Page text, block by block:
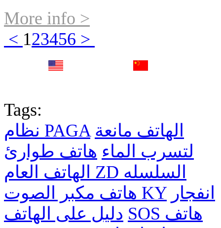
More info >
< 123456 >
Tags:
نظام PAGA الهاتف مانعة
لتسرب الماء هاتف طوارئ
الهاتف العام ZD السلسله
هاتف مكبر الصوت KY انفجار
دليل على الهاتف SOS هاتف